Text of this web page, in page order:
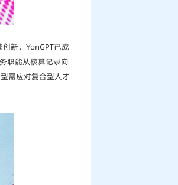
新，YonGPT已成
职能从核算记录向
需应对复合型人才